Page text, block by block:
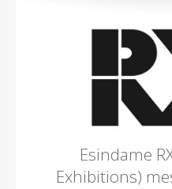
Esindame
Exhibitions)